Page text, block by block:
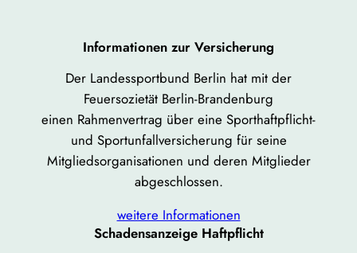
Informationen zur Versicherung
Der Landessportbund Berlin hat mit der
Feuersozietät Berlin-Brandenburg
einen Rahmenvertrag über eine Sporthaftpflicht-
und Sportunfallversicherung für seine
Mitgliedsorganisationen und deren Mitglieder
abgeschlossen.
weitere Informationen
Schadensanzeige Haftpflicht